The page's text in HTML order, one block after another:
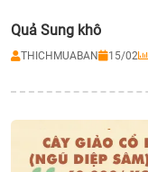
Quả Sung khô
THICHMUABAN 15/02